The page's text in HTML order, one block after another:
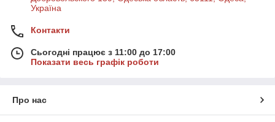
Україна
Контакти
Сьогодні працює з 11:00 до 17:00
Показати весь графік роботи
Про нас